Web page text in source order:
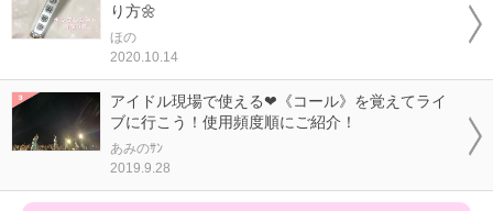
り方🌼
ほの
2020.10.14
アイドル現場で使える❤《コール》を覚えてライ
ブに行こう！使用頻度順にご紹介！
あみのｻﾝ
2019.9.28